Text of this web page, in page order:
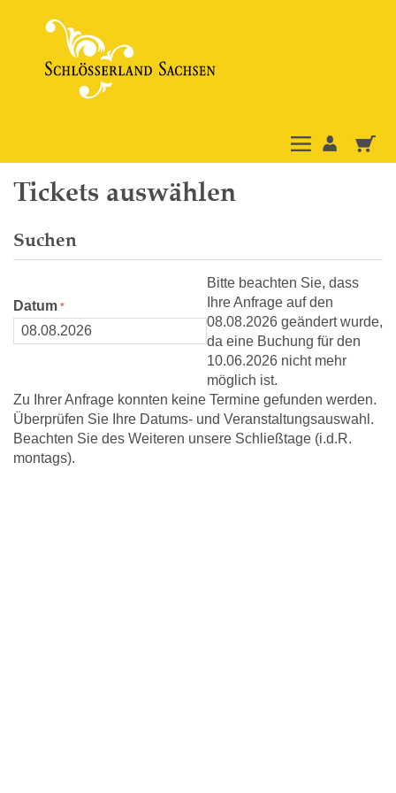
Tickets auswählen
Suchen
Datum
Bitte beachten Sie, dass
Ihre Anfrage auf den
08.08.2026 geändert wurde,
da eine Buchung für den
10.06.2026 nicht mehr
möglich ist.
Zu Ihrer Anfrage konnten keine Termine gefunden werden.
Überprüfen Sie Ihre Datums- und Veranstaltungsauswahl.
Beachten Sie des Weiteren unsere Schließtage (i.d.R.
montags).